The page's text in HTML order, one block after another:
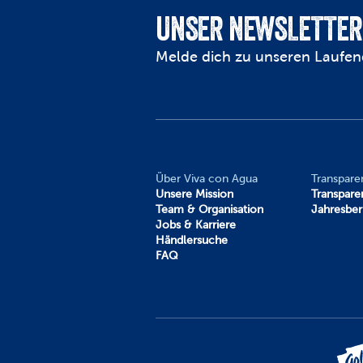
UNSER NEWSLETTER
Melde dich zu unseren
Über Viva con Agua
Unsere Mission
Team & Organisation
Jobs & Karriere
Händlersuche
FAQ